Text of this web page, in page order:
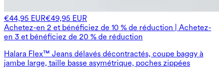
€44,95 EUR€49,95 EUR
Achetez-en 2 et bénéficiez de 10 % de réduction | Achetez-
en 3 et bénéficiez de 20 % de réduction
Halara Flex™ Jeans délavés décontractés, coupe baggy à
jambe large, taille basse asymétrique, poches zippées